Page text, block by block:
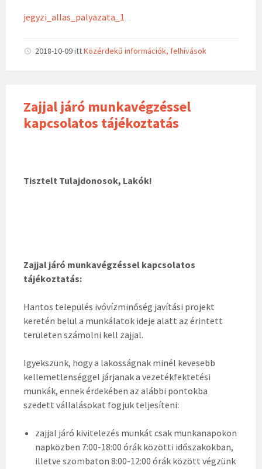
jegyzi_allas_palyazata_1
2018-10-09ittKözérdekű információk, felhívások
Zajjal járó munkavégzéssel
kapcsolatos tájékoztatás
Tisztelt Tulajdonosok, Lakók!
Zajjal járó munkavégzéssel kapcsolatos
tájékoztatás:
Hantos település ivóvízminőség javítási projekt
keretén belül a munkálatok ideje alatt az érintett
területen számolni kell zajjal.
Igyekszünk, hogy a lakosságnak minél kevesebb
kellemetlenséggel járjanak a vezetékfektetési
munkák, ennek érdekében az alábbi pontokba
szedett vállalásokat fogjuk teljesíteni:
zajjal járó kivitelezés munkát csak munkanapokon
napközben 7:00-18:00 órák közötti időszakokban,
illetve szombaton 8:00-12:00 órák között végzünk